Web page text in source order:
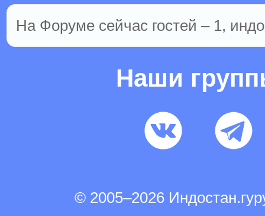
На Форуме сейчас гостей – 1,
Наши
© 2005–2026